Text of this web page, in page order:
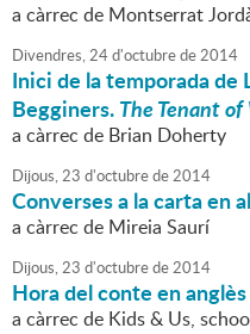
a càrrec de Montserrat
Divendres,24d'octubrede2014
Inici de la temporada de
Begginers.The Tenant
a càrrec de Brian Doherty
Dijous,23 d'octubrede2014
Converses a la carta en
a càrrec de Mireia Saurí
Dijous,23 d'octubrede2014
Hora del conte en anglès
a càrrec de Kids & Us,